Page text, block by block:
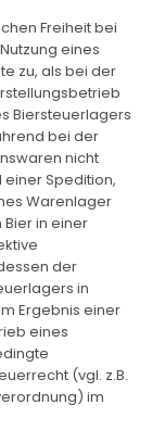
Freiheit bei
eines
zu, als bei der
Biersteuerlagers
bei der
nicht
einer Spedition,
Warenlager
in einer
der
in
Ergebnis einer
eines
(vgl. z.B.
im